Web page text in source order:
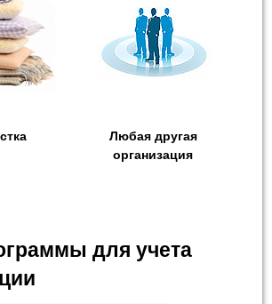
Любая другая
организация
для учета